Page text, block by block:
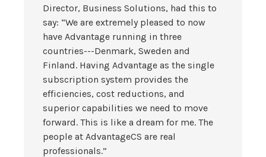
Director, Business Solutions, had this to
say: “We are extremely pleased to now
have Advantage running in three
countries---Denmark, Sweden and
Finland. Having Advantage as the single
subscription system provides the
efficiencies, cost reductions, and
superior capabilities we need to move
forward. This is like a dream for me. The
people at AdvantageCS are real
professionals.”